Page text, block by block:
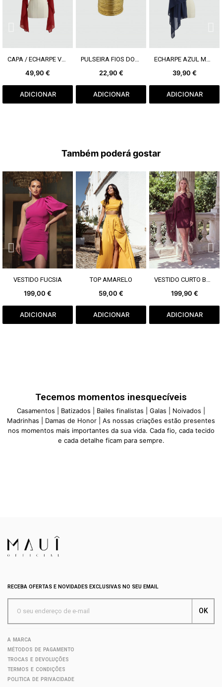
VER MAIS
49,90 €
ADICIONAR
VER MAIS
22,90 €
ADICIONAR
VER MAIS
39,90 €
ADICIONAR
Também poderá gostar
VER MAIS
VESTIDO FUCSIA
199,00 €
ADICIONAR
VER MAIS
TOP AMARELO
59,00 €
ADICIONAR
VER MAIS
199,90 €
ADICIONAR
Tecemos momentos inesquecíveis
Casamentos | Batizados | Bailes finalistas | Galas | Noivados |
Madrinhas | Damas de Honor | As nossas criações estão presentes
nos momentos mais importantes da sua vida. Cada fio, cada tecido
e cada detalhe ficam para sempre.
RECEBA OFERTAS E NOVIDADES EXCLUSIVAS NO SEU EMAIL
A MARCA
MÉTODOS DE PAGAMENTO
TROCAS E DEVOLUÇÕES
TERMOS E CONDIÇÕES
POLITICA DE PRIVACIDADE